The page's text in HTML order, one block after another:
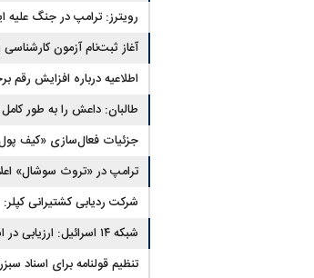
کرد و ایران پذیرفت
رویترز: ترامپ در جنگ علیه
افتاده است
آغاز ثبت‌نام‌ آزمون
اطلاعیه درباره افزایش
طالبان: داعش را به طور
جزئیات فعال‌سازی «کیف پول
ترامپ در «تروث سوشال»
این هفته از تنگه هرمز خارج
شبکه ۱۴ اسرائیل:
مسیر توافق با ایران قرار دارد
تنظیم قولنامه برای اسناد